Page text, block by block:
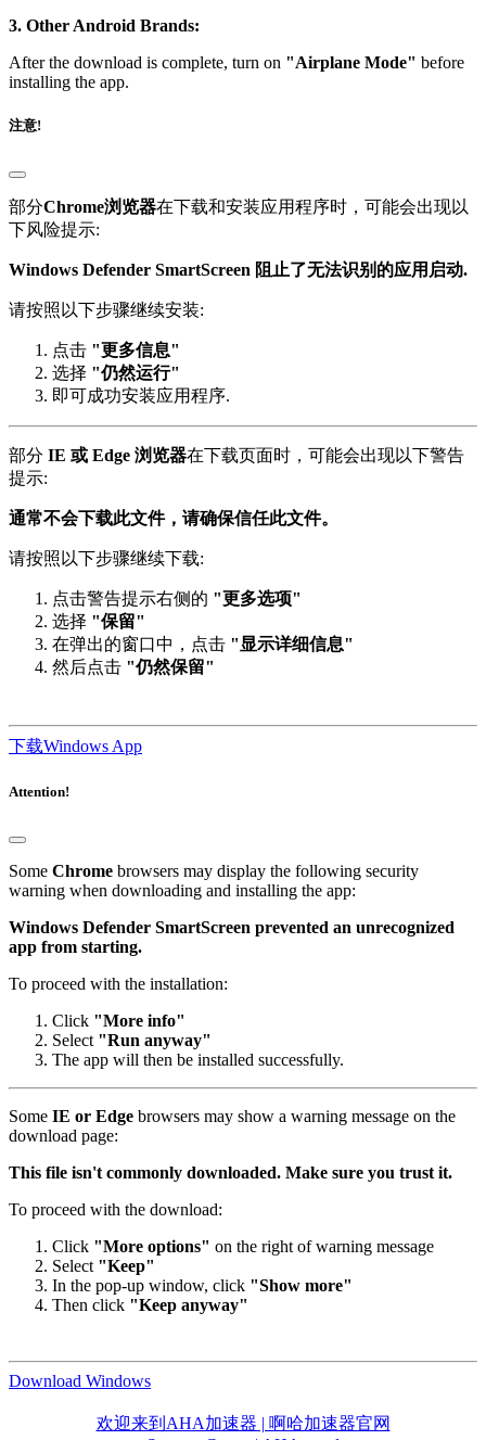
3. Other Android Brands:
After the download is complete, turn on "Airplane Mode" before
installing the app.
注意!
部分Chrome浏览器在下载和安装应用程序时，可能会出现以
下风险提示:
Windows Defender SmartScreen 阻止了无法识别的应用启动.
请按照以下步骤继续安装:
点击 "更多信息"
选择 "仍然运行"
即可成功安装应用程序.
部分 IE 或 Edge 浏览器在下载页面时，可能会出现以下警告
提示:
通常不会下载此文件，请确保信任此文件。
请按照以下步骤继续下载:
点击警告提示右侧的 "更多选项"
选择 "保留"
在弹出的窗口中，点击 "显示详细信息"
然后点击 "仍然保留"
下载Windows App
Attention!
Some Chrome browsers may display the following security
warning when downloading and installing the app:
Windows Defender SmartScreen prevented an unrecognized
app from starting.
To proceed with the installation:
Click "More info"
Select "Run anyway"
The app will then be installed successfully.
Some IE or Edge browsers may show a warning message on the
download page:
This file isn't commonly downloaded. Make sure you trust it.
To proceed with the download:
Click "More options" on the right of warning message
Select "Keep"
In the pop-up window, click "Show more"
Then click "Keep anyway"
Download Windows
欢迎来到AHA加速器 | 啊哈加速器官网